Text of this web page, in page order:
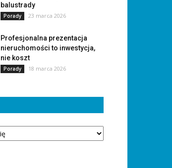
balustrady
Porady 23 marca 2026
Profesjonalna prezentacja
nieruchomości to inwestycja,
nie koszt
Porady 18 marca 2026